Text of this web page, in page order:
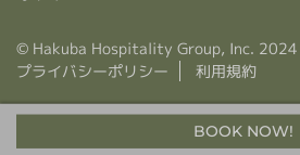
© Hakuba Hospitality Group, Inc. 2024
プライバシーポリシー
利用規約
BOOK NOW!